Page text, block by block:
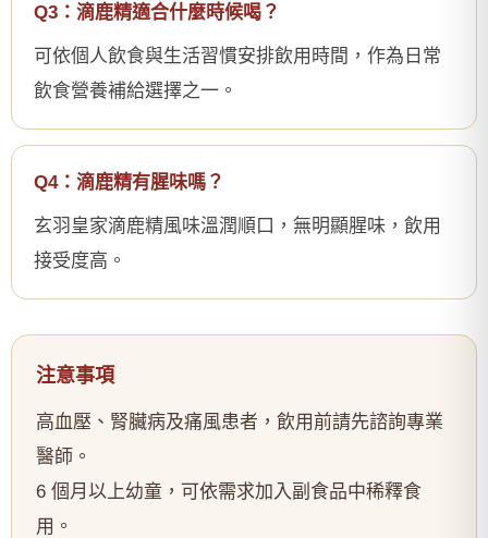
Q3：滴鹿精適合什麼時候喝？
可依個人飲食與生活習慣安排飲用時間，作為日常
飲食營養補給選擇之一。
Q4：滴鹿精有腥味嗎？
玄羽皇家滴鹿精風味溫潤順口，無明顯腥味，飲用
接受度高。
注意事項
高血壓、腎臟病及痛風患者，飲用前請先諮詢專業
醫師。
6 個月以上幼童，可依需求加入副食品中稀釋食
用。